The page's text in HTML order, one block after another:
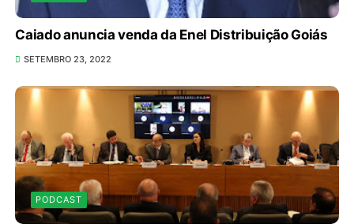
Caiado anuncia venda da Enel Distribuição Goiás
SETEMBRO 23, 2022
PODCAST